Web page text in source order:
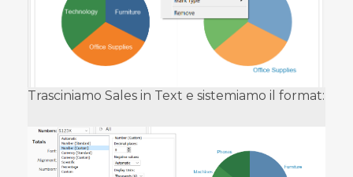
Trasciniamo Sales in Text e sistemiamo il format: